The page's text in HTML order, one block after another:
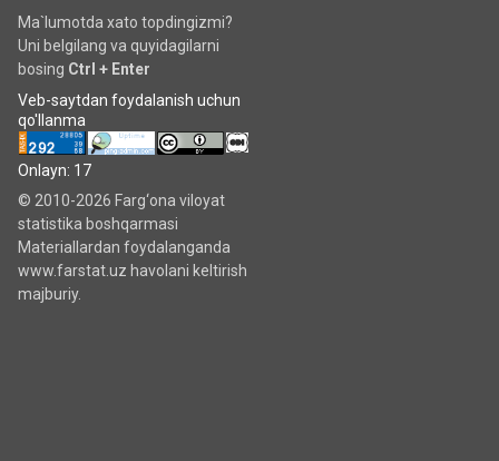
Ma`lumotda xato topdingizmi?
Uni belgilang va quyidagilarni
bosing Ctrl + Enter
Veb-saytdan foydalanish uchun
qo'llanma
Onlayn: 17
© 2010-2026 Farg‘ona viloyat
statistika boshqarmasi
Materiallardan foydalanganda
www.farstat.uz havolani keltirish
majburiy.